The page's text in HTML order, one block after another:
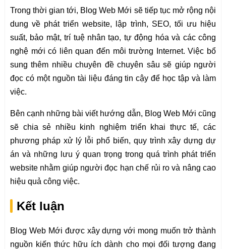
Trong thời gian tới, Blog Web Mới sẽ tiếp tục mở rộng nội
dung về phát triển website, lập trình, SEO, tối ưu hiệu
suất, bảo mật, trí tuệ nhân tạo, tự động hóa và các công
nghệ mới có liên quan đến môi trường Internet. Việc bổ
sung thêm nhiều chuyên đề chuyên sâu sẽ giúp người
đọc có một nguồn tài liệu đáng tin cậy để học tập và làm
việc.
Bên cạnh những bài viết hướng dẫn, Blog Web Mới cũng
sẽ chia sẻ nhiều kinh nghiệm triển khai thực tế, các
phương pháp xử lý lỗi phổ biến, quy trình xây dựng dự
án và những lưu ý quan trọng trong quá trình phát triển
website nhằm giúp người đọc hạn chế rủi ro và nâng cao
hiệu quả công việc.
Kết luận
Blog Web Mới được xây dựng với mong muốn trở thành
nguồn kiến thức hữu ích dành cho mọi đối tượng đang